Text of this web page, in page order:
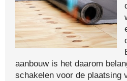
aanbouw is het daarom
schakelen voor de plaatsing